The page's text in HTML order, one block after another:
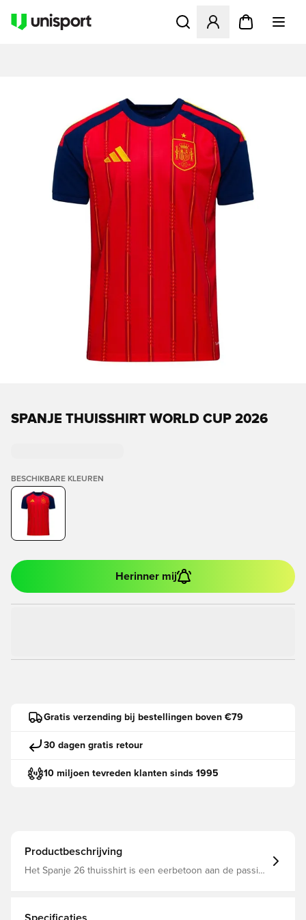
Opent een venster om in
SPANJE THUISSHIRT WORLD CUP 2026
BESCHIKBARE KLEUREN
Herinner mij
Gratis verzending bij bestellingen boven €79
30 dagen gratis retour
10 miljoen tevreden klanten sinds 1995
Productbeschrijving
Het Spanje 26 thuisshirt is een eerbetoon aan de passie
te maken.KOEL. DROOG. VOORBEREID. Climacool voert